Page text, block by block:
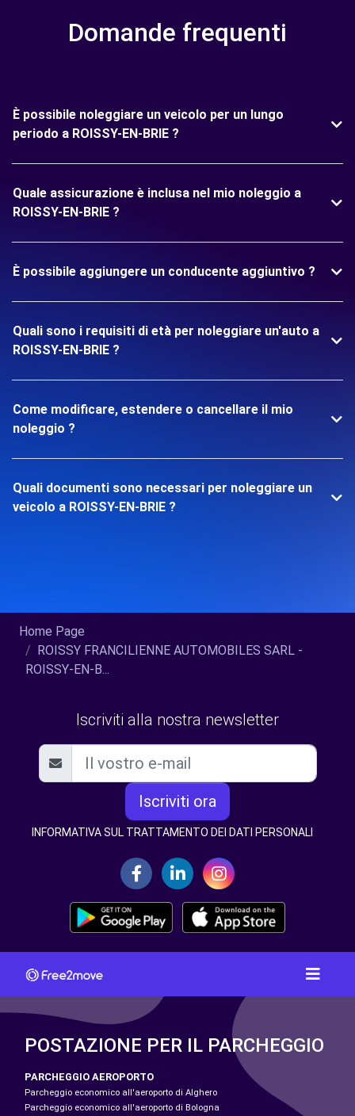
Domande frequenti
È possibile noleggiare un veicolo per un lungo
periodo a ROISSY-EN-BRIE ?
Quale assicurazione è inclusa nel mio noleggio a
ROISSY-EN-BRIE ?
È possibile aggiungere un conducente aggiuntivo ?
Quali sono i requisiti di età per noleggiare un'auto a
ROISSY-EN-BRIE ?
Come modificare, estendere o cancellare il mio
noleggio ?
Quali documenti sono necessari per noleggiare un
veicolo a ROISSY-EN-BRIE ?
Home Page
ROISSY FRANCILIENNE AUTOMOBILES SARL -
ROISSY-EN-B...
Iscriviti alla nostra newsletter
Iscriviti ora
INFORMATIVA SUL TRATTAMENTO DEI DATI PERSONALI
POSTAZIONE PER IL PARCHEGGIO
PARCHEGGIO AEROPORTO
Parcheggio economico all'aeroporto di Alghero
Parcheggio economico all'aeroporto di Bologna